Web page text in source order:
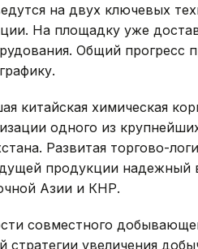
на двух ключевых
На площадку уже
Общий
китайская химическая
одного из
Развитая торгово-
продукции надежный
Азии и КНР.
совместного
стратегии увеличения